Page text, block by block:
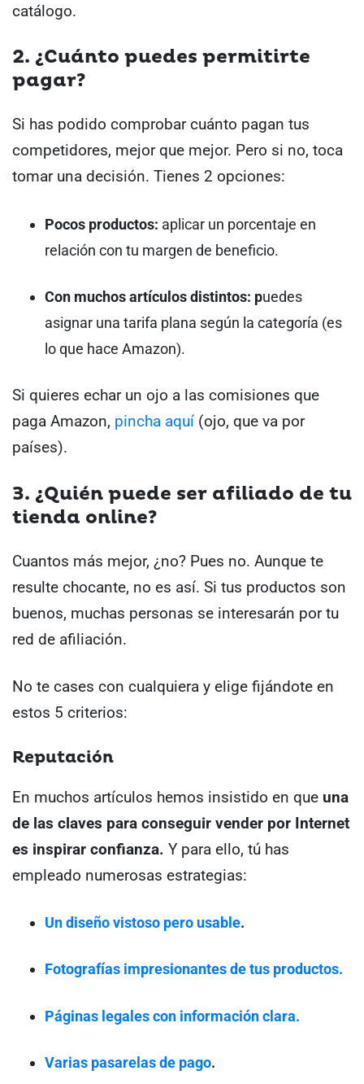
catálogo.
2. ¿Cuánto puedes permitirte
pagar?
Si has podido comprobar cuánto pagan tus
competidores, mejor que mejor. Pero si no, toca
tomar una decisión. Tienes 2 opciones:
Pocos productos: aplicar un porcentaje en
relación con tu margen de beneficio.
Con muchos artículos distintos: puedes
asignar una tarifa plana según la categoría (es
lo que hace Amazon).
Si quieres echar un ojo a las comisiones que
paga Amazon, pincha aquí (ojo, que va por
países).
3. ¿Quién puede ser afiliado de tu
tienda online?
Cuantos más mejor, ¿no? Pues no. Aunque te
resulte chocante, no es así. Si tus productos son
buenos, muchas personas se interesarán por tu
red de afiliación.
No te cases con cualquiera y elige fijándote en
estos 5 criterios:
Reputación
En muchos artículos hemos insistido en que una
de las claves para conseguir vender por Internet
es inspirar confianza. Y para ello, tú has
empleado numerosas estrategias:
Un diseño vistoso pero usable.
Fotografías impresionantes de tus productos.
Páginas legales con información clara.
Varias pasarelas de pago.